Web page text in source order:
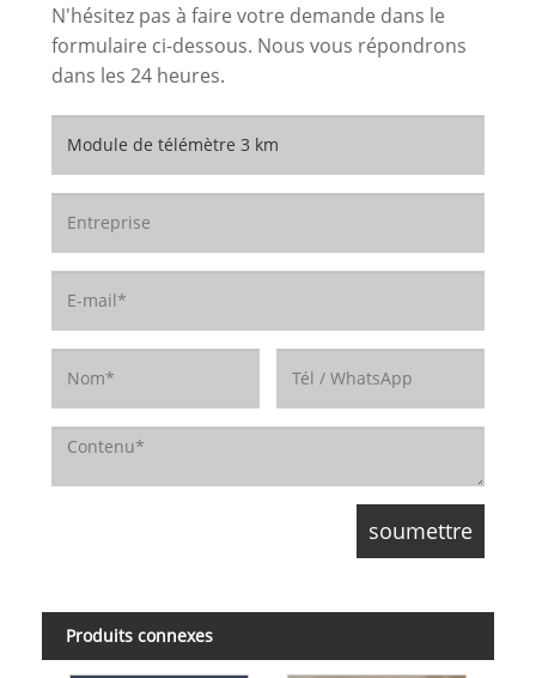
N'hésitez pas à faire votre demande dans le
formulaire ci-dessous. Nous vous répondrons
dans les 24 heures.
Produits connexes